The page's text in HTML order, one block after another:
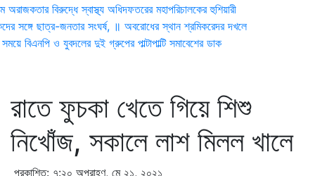
অরাজকতার বিরুদ্ধে স্বাস্থ্য অধিদফতরের মহাপরিচালকের হুশিয়ারী
সঙ্গে ছাত্র-জনতার সংঘর্ষ, ॥ অবরোধের স্থান শ্রমিকরেদর দখলে
বিএনপি ও যুবদলের দুই গ্রুপের পাল্টাপাল্টি সমাবেশের ডাক
রাতে ফুচকা খেতে গিয়ে শিশু
নিখোঁজ, সকালে লাশ মিলল খালে
প্রকাশিত: ৭:২০ অপরাহ্ণ, মে ২১, ২০২১